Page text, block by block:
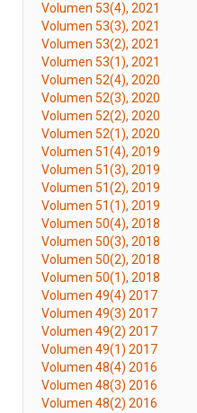
Volumen 53(4), 2021
Volumen 53(3), 2021
Volumen 53(2), 2021
Volumen 53(1), 2021
Volumen 52(4), 2020
Volumen 52(3), 2020
Volumen 52(2), 2020
Volumen 52(1), 2020
Volumen 51(4), 2019
Volumen 51(3), 2019
Volumen 51(2), 2019
Volumen 51(1), 2019
Volumen 50(4), 2018
Volumen 50(3), 2018
Volumen 50(2), 2018
Volumen 50(1), 2018
Volumen 49(4) 2017
Volumen 49(3) 2017
Volumen 49(2) 2017
Volumen 49(1) 2017
Volumen 48(4) 2016
Volumen 48(3) 2016
Volumen 48(2) 2016